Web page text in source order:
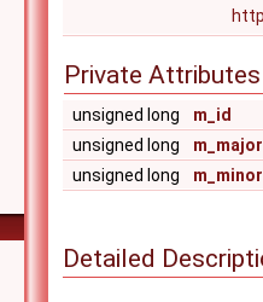
Private Attributes
unsigned long
m_id
unsigned long
unsigned long
Detailed